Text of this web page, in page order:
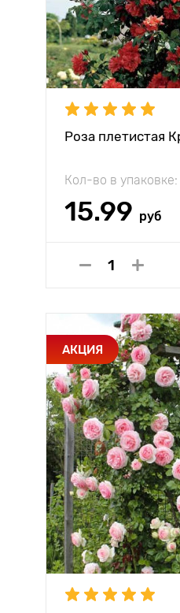
Роза плетистая
Кол-во в упаковке:
15.99 руб
АКЦИЯ